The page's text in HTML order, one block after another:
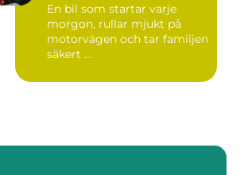
En bil som startar varje
morgon, rullar mjukt på
motorvägen och tar familjen
säkert ...